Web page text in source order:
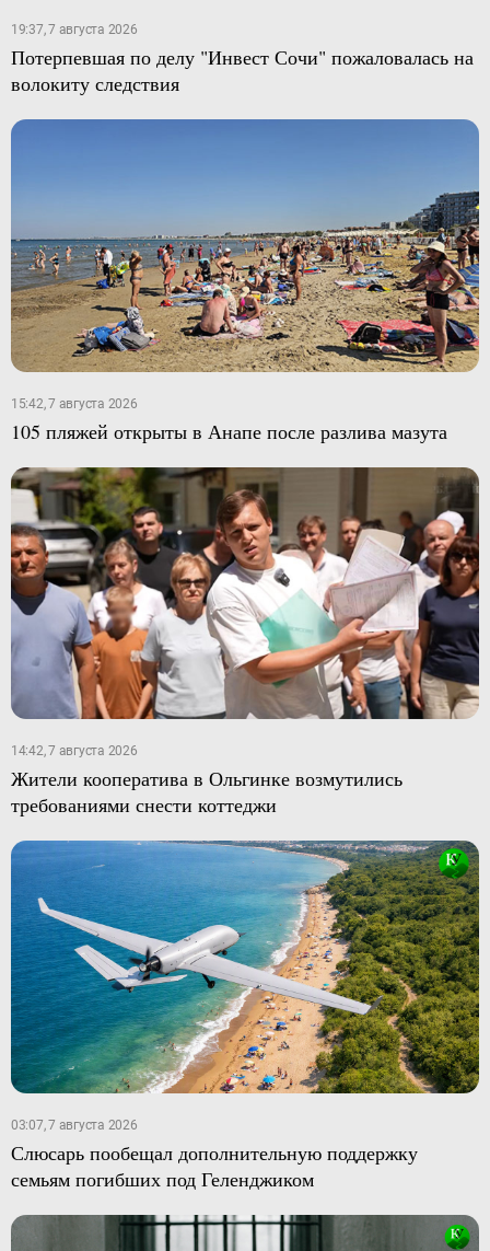
19:37, 7 августа 2026
Потерпевшая по делу "Инвест Сочи" пожаловалась на
волокиту следствия
15:42, 7 августа 2026
105 пляжей открыты в Анапе после разлива мазута
14:42, 7 августа 2026
Жители кооператива в Ольгинке возмутились
требованиями снести коттеджи
03:07, 7 августа 2026
Слюсарь пообещал дополнительную поддержку
семьям погибших под Геленджиком